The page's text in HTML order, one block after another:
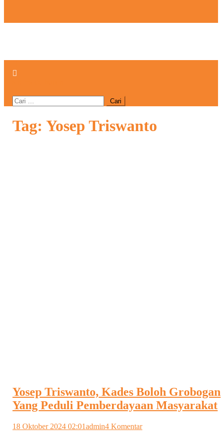
Cari
untuk:
Tag:Yosep Triswanto
Yosep Triswanto, Kades Boloh Grobogan
Yang Peduli Pemberdayaan Masyarakat
18 Oktober 2024 02:01admin4 Komentarpada